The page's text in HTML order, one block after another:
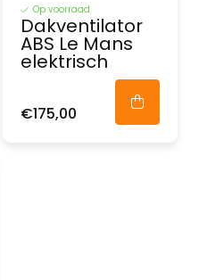
Op voorraad
Dakventilator
ABS Le Mans
elektrisch
€175,00